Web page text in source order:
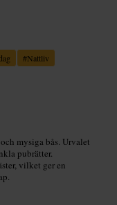
#Nattliv
mysiga bås. Urvalet
pubrätter.
vilket ger en